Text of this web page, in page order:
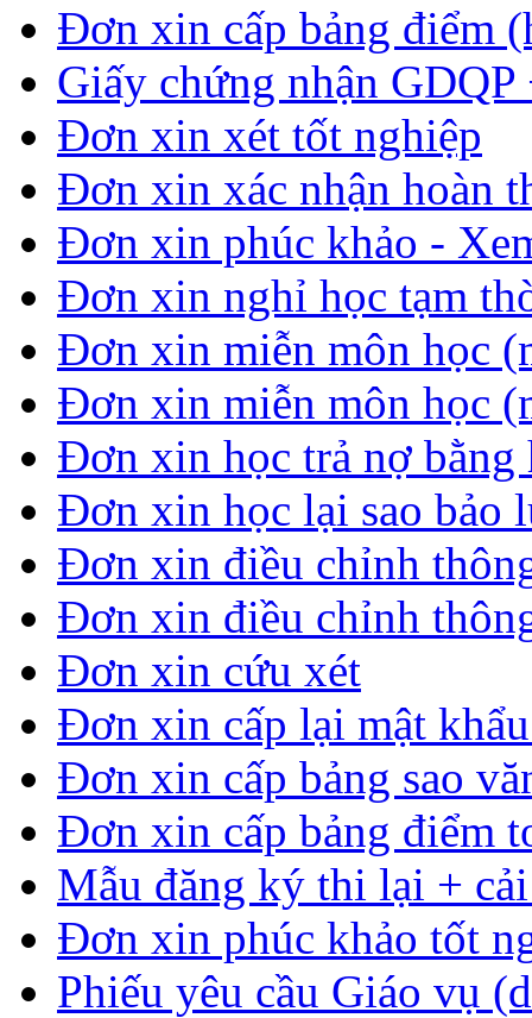
Đơn xin cấp bảng điểm
Giấy chứng nhận
Đơn xin xét tốt nghiệp
Đơn xin xác nhận hoàn
Đơn xin phúc khảo -
Đơn xin nghỉ học tạm
Đơn xin miễn môn học
Đơn xin miễn môn học
Đơn xin học trả nợ
Đơn xin học lại sao bảo
Đơn xin điều chỉnh
Đơn xin điều chỉnh
Đơn xin cứu xét
Đơn xin cấp lại mật
Đơn xin cấp bảng sao
Đơn xin cấp bảng điểm
Mẫu đăng ký thi lại +
Đơn xin phúc khảo tốt
Phiếu yêu cầu Giáo vụ